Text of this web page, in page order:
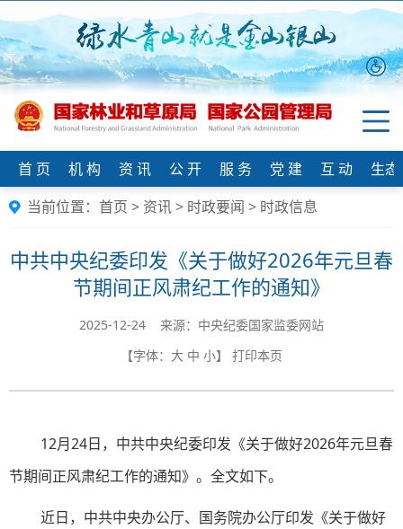
首 页 机 构 资 讯 公 开 服 务 党 建 互 动
生
当前位置： 首页 > 资讯> 时政要闻 > 时政信息
中共中央纪委印发《关于做好2026年元旦春
节期间正风肃纪工作的通知》
2025-12-24 来源：中央纪委国家监委网站
【字体： 大 中 小】 打印本页
12月24日，中共中央纪委印发《关于做好2026年元旦春
节期间正风肃纪工作的通知》。全文如下。
近日，中共中央办公厅、国务院办公厅印发《关于做好